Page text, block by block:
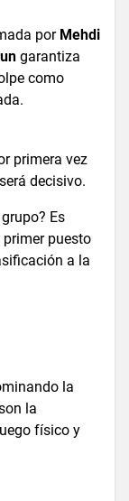
por Mehdi
garantiza
como
primera vez
decisivo.
Es
puesto
a la
la
la
físico y